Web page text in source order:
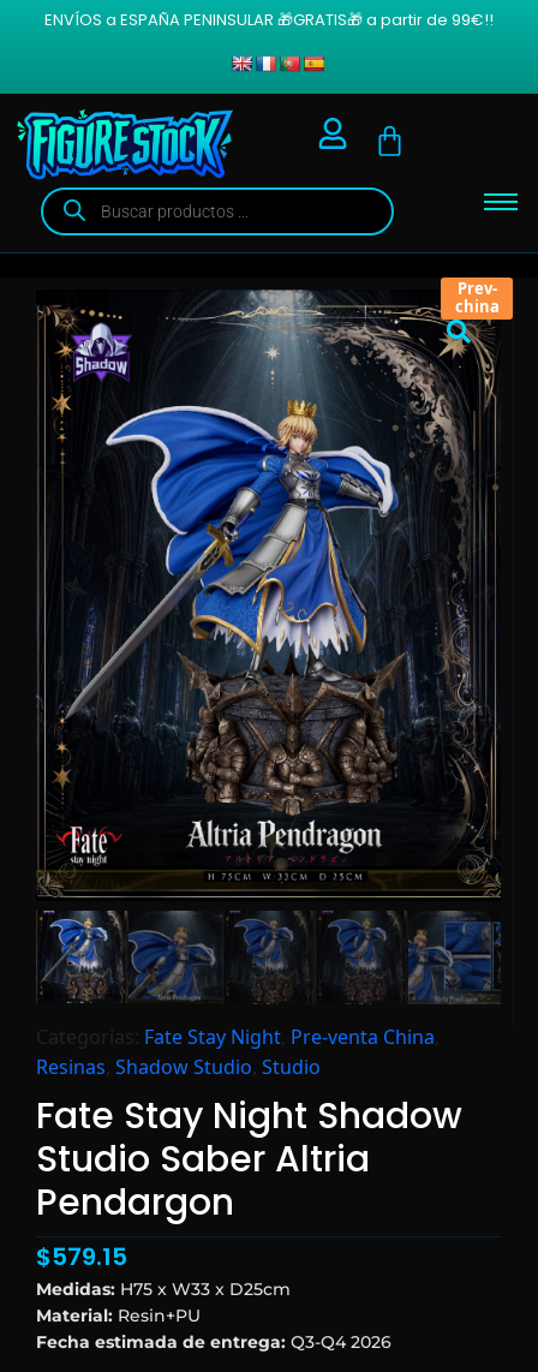
ENVÍOS a ESPAÑA PENINSULAR 🎁GRATIS🎁 a partir de 99€!!
Prev-
china
Categorías: Fate Stay Night Pre-venta China
Resinas Shadow Studio Studio
Fate Stay Night Shadow
Studio Saber Altria
Pendargon
$579.15
Medidas: H75 x W33 x D25cm
Material: Resin+PU
Fecha estimada de entrega: Q3-Q4 2026